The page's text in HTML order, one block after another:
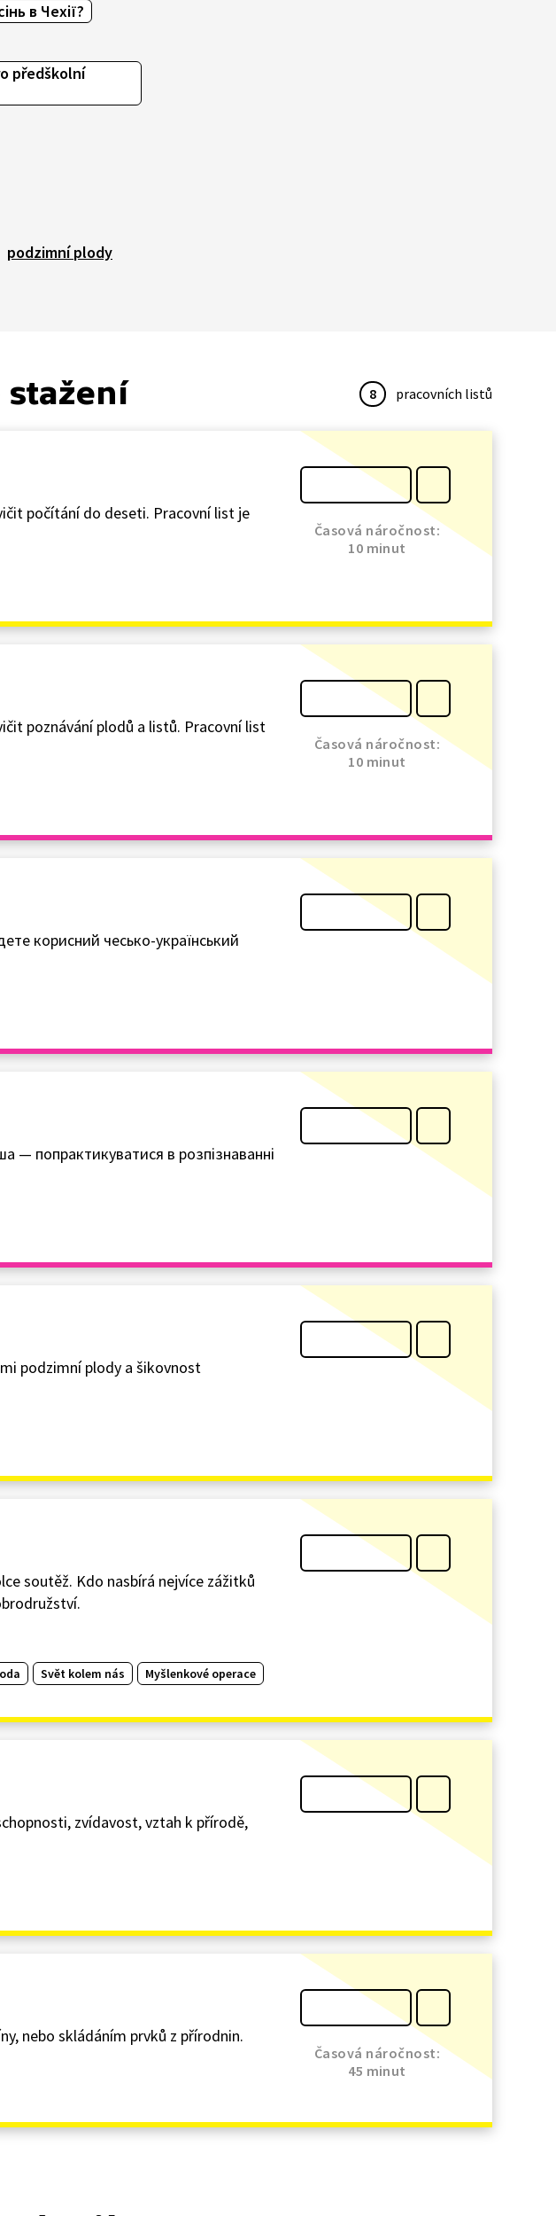
в Чехії?
předškolní
podzimní plody
8 pracovních listů
počítání do deseti. Pracovní list je
Časová náročnost:
10 minut
poznávání plodů a listů. Pracovní list
Časová náročnost:
10 minut
корисний чесько-український
попрактикуватися в розпізнаванні
podzimní plody a šikovnost
soutěž. Kdo nasbírá nejvíce zážitků
Svět kolem nás Myšlenkové operace
zvídavost, vztah k přírodě,
nebo skládáním prvků z přírodnin.
Časová náročnost:
45 minut